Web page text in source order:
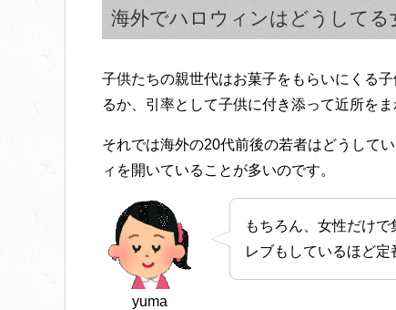
海外でハロウィンはどうしてる
子供たちの親世代はお菓子をもらいにくる
るか、引率として子供に付き添って近所をま
それでは海外の20代前後の若者はどうして
ィを開いていることが多いのです。
yuma
もちろん、女性だけ
レブもしているほど定